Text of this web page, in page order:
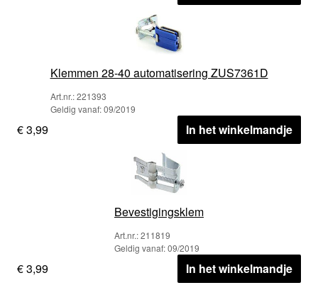
Klemmen 28-40 automatisering ZUS7361D
Art.nr.: 221393
Geldig vanaf: 09/2019
€ 3,99 In het winkelmandje
Bevestigingsklem
Art.nr.: 211819
Geldig vanaf: 09/2019
€ 3,99 In het winkelmandje